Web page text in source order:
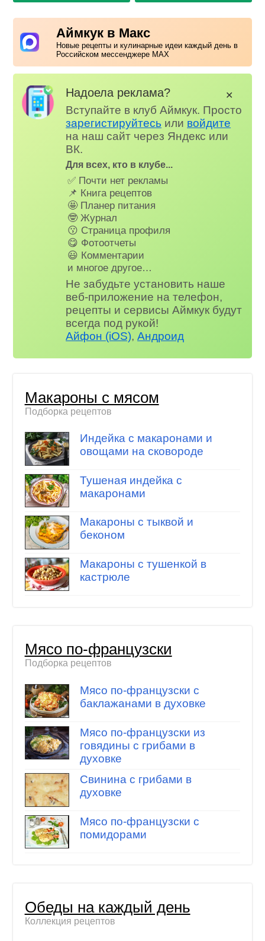
Аймкук в Макс
Новые рецепты и кулинарные идеи каждый день в
Российском мессенджере MAX
Надоела реклама?
Вступайте в клуб Аймкук. Просто
зарегистируйтесь или войдите
на наш сайт через Яндекс или
ВК.
Для всех, кто в клубе...
✅ Почти нет рекламы
📌 Книга рецептов
🤩 Планер питания
🤓 Журнал
😗 Страница профиля
😋 Фотоотчеты
😃 Комментарии
и многое другое…
Не забудьте установить наше
веб-приложение на телефон,
рецепты и сервисы Аймкук будут
всегда под рукой!
Айфон (iOS),Андроид
✕
Макароны с мясом
Подборка рецептов
Индейка с макаронами и
овощами на сковороде
Тушеная индейка с
макаронами
Макароны с тыквой и
беконом
Макароны с тушенкой в
кастрюле
Мясо по-французски
Подборка рецептов
Мясо по-французски с
баклажанами в духовке
Мясо по-французски из
говядины с грибами в
духовке
Свинина с грибами в
духовке
Мясо по-французски с
помидорами
Обеды на каждый день
Коллекция рецептов